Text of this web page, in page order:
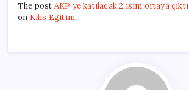
The post AKP’ye katılacak 2 isim ortaya çıktı
on Kilis Egitim.